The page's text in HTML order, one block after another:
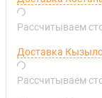
Рассчитываем
Доставка
Рассчитываем